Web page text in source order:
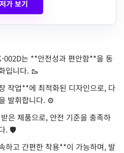
가 보기
002D는 **안전성과 편안함**을 동
입니다. 🥾
작업**에 최적화된 디자인으로, 다
발휘합니다. ⚙️
은 제품으로, 안전 기준을 충족하
. 🛡️
하고 간편한 착용**이 가능하며, 발